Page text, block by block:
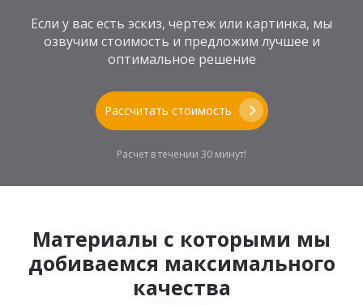
Если у вас есть эскиз, чертеж или картинка, мы
озвучим стоимость и предложим лучшее и
оптимальное решение
Рассчитать стоимость
Расчет в течении 30 минут!
Материалы с которыми мы
добиваемся максимального
качества